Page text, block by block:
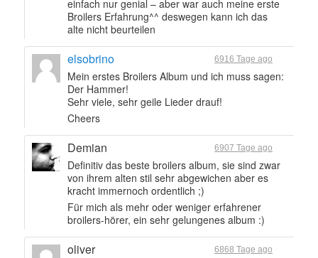
einfach nur genial – aber war auch meine erste
Broilers Erfahrung^^ deswegen kann ich das
alte nicht beurteilen
elsobrino 6916 Tage ago
Mein erstes Broilers Album und ich muss sagen:
Der Hammer!
Sehr viele, sehr geile Lieder drauf!
Cheers
Demian 6907 Tage ago
Definitiv das beste broilers album, sie sind zwar
von ihrem alten stil sehr abgewichen aber es
kracht immernoch ordentlich ;)
Für mich als mehr oder weniger erfahrener
broilers-hörer, ein sehr gelungenes album :)
oliver 6868 Tage ago